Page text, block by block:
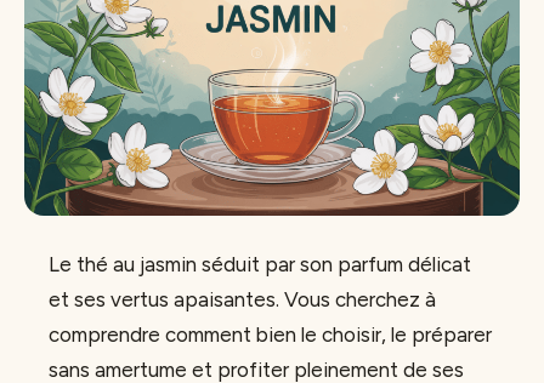
Le thé au jasmin séduit par son parfum délicat
et ses vertus apaisantes. Vous cherchez à
comprendre comment bien le choisir, le préparer
sans amertume et profiter pleinement de ses